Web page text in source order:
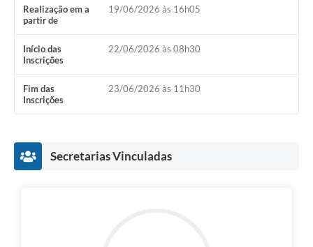
Realização em a
partir de
19/06/2026 às 16h05
Início das
Inscrições
22/06/2026 às 08h30
Fim das
Inscrições
23/06/2026 às 11h30
Secretarias Vinculadas